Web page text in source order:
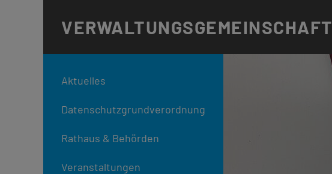
VERWALTUNGSGEMEINSCHAFT
Aktuelles
Datenschutzgrundverordnung
Rathaus & Behörden
Veranstaltungen